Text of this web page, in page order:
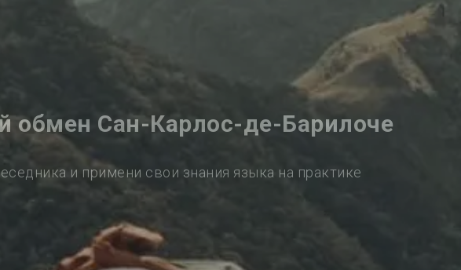
обмен Сан-Карлос-де-Барилоче
и примени свои знания языка на практике